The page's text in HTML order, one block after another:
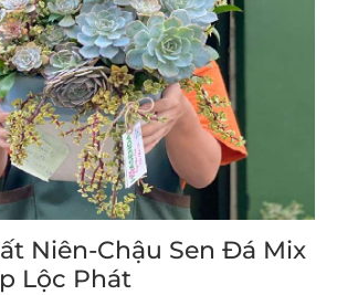
Niên-Chậu Sen Đá Mix
Lộc Phát